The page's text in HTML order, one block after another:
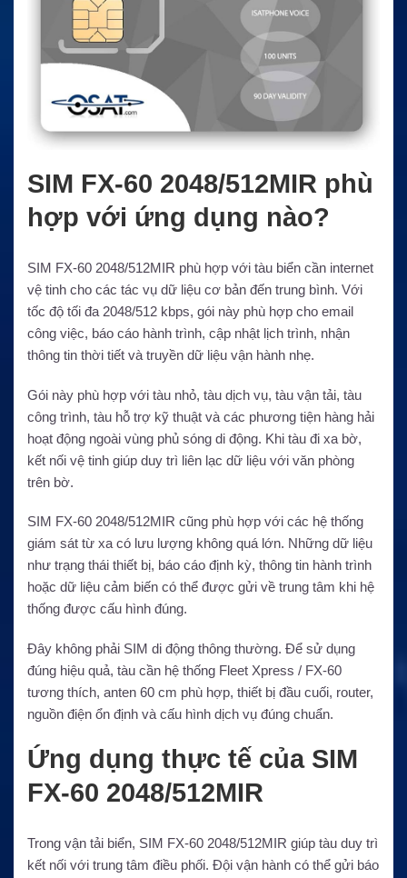
SIM FX-60 2048/512MIR phù
hợp với ứng dụng nào?
SIM FX-60 2048/512MIR phù hợp với tàu biển cần internet
vệ tinh cho các tác vụ dữ liệu cơ bản đến trung bình. Với
tốc độ tối đa 2048/512 kbps, gói này phù hợp cho email
công việc, báo cáo hành trình, cập nhật lịch trình, nhận
thông tin thời tiết và truyền dữ liệu vận hành nhẹ.
Gói này phù hợp với tàu nhỏ, tàu dịch vụ, tàu vận tải, tàu
công trình, tàu hỗ trợ kỹ thuật và các phương tiện hàng hải
hoạt động ngoài vùng phủ sóng di động. Khi tàu đi xa bờ,
kết nối vệ tinh giúp duy trì liên lạc dữ liệu với văn phòng
trên bờ.
SIM FX-60 2048/512MIR cũng phù hợp với các hệ thống
giám sát từ xa có lưu lượng không quá lớn. Những dữ liệu
như trạng thái thiết bị, báo cáo định kỳ, thông tin hành trình
hoặc dữ liệu cảm biến có thể được gửi về trung tâm khi hệ
thống được cấu hình đúng.
Đây không phải SIM di động thông thường. Để sử dụng
đúng hiệu quả, tàu cần hệ thống Fleet Xpress / FX-60
tương thích, anten 60 cm phù hợp, thiết bị đầu cuối, router,
nguồn điện ổn định và cấu hình dịch vụ đúng chuẩn.
Ứng dụng thực tế của SIM
FX-60 2048/512MIR
Trong vận tải biển, SIM FX-60 2048/512MIR giúp tàu duy trì
kết nối với trung tâm điều phối. Đội vận hành có thể gửi báo